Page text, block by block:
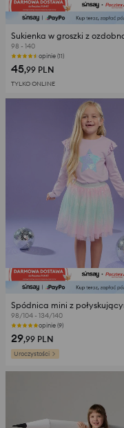
98 - 140
opinie (11)
45,99 PLN
TYLKO ONLINE
98/104 - 134/140
opinie (9)
29,99 PLN
Uroczystości